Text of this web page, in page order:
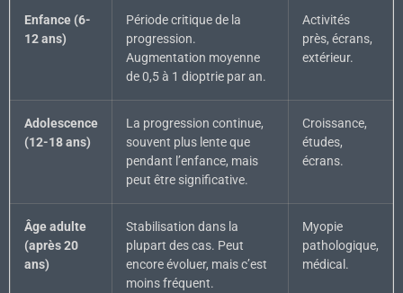
Enfance (6-
12 ans)
Période critique de la
progression.
Augmentation moyenne
de 0,5 à 1 dioptrie par an.
Activités
près, écrans,
extérieur.
Adolescence
(12-18 ans)
La progression continue,
souvent plus lente que
pendant l’enfance, mais
peut être significative.
Croissance,
études,
écrans.
Âge adulte
(après 20
ans)
Stabilisation dans la
plupart des cas. Peut
encore évoluer, mais c’est
moins fréquent.
Myopie
pathologique,
médical.